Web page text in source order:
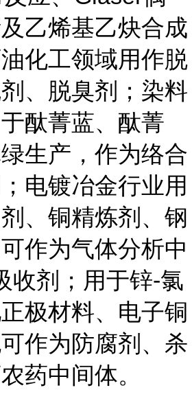
乙烯基乙炔合成
化工领域用作脱
、脱臭剂；染料
酞菁蓝、酞菁
生产，作为络合
电镀冶金行业用
、铜精炼剂、钢
作为气体分析中
收剂；用于锌-氯
极材料、电子铜
作为防腐剂、杀
药中间体。